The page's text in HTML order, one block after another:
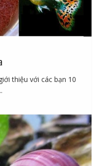
thiệu với các bạn 10